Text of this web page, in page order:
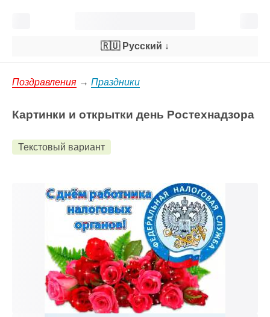
🇷🇺 Русский ↓
Поздравления → Праздники
Картинки и открытки день Ростехнадзора
Текстовый вариант